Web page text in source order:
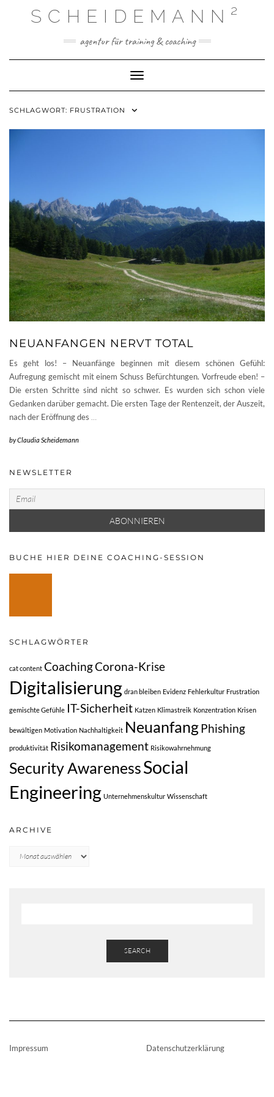
SCHEIDEMANN²
agentur für training & coaching
Toggle Navigation
SCHLAGWORT: FRUSTRATION
NEUANFANGEN NERVT TOTAL
Es geht los! – Neuanfänge beginnen mit diesem schönen Gefühl:
Aufregung gemischt mit einem Schuss Befürchtungen. Vorfreude eben! –
Die ersten Schritte sind nicht so schwer. Es wurden sich schon viele
Gedanken darüber gemacht. Die ersten Tage der Rentenzeit, der Auszeit,
nach der Eröffnung des
byClaudia Scheidemann
NEWSLETTER
BUCHE HIER DEINE COACHING-SESSION
SCHLAGWÖRTER
cat content CoachingCorona-Krise
Digitalisierung dran bleiben Evidenz Fehlerkultur Frustration
gemischte Gefühle IT-Sicherheit Katzen Klimastreik Konzentration Krisen
bewältigen Motivation Nachhaltigkeit NeuanfangPhishing
produktivität Risikomanagement Risikowahrnehmung
Security AwarenessSocial
Engineering Unternehmenskultur Wissenschaft
ARCHIVE
SEARCH
Impressum Datenschutzerklärung